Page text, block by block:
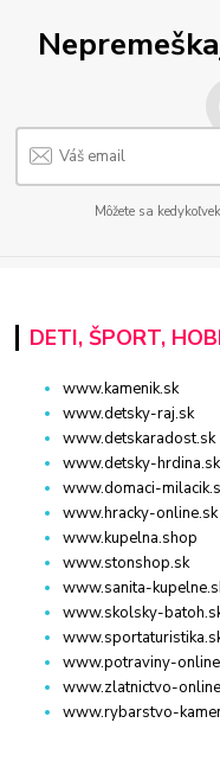
Môžete sa
DETI, ŠPORT,
www.kamenik.sk
www.detsky-raj.sk
www.detskaradost.sk
www.detsky-hrdina.sk
www.domaci-
www.hracky-online.sk
www.kupelna.shop
www.stonshop.sk
www.sanita-
www.skolsky-
www.potraviny-
www.zlatnictvo-
www.rybarstvo-